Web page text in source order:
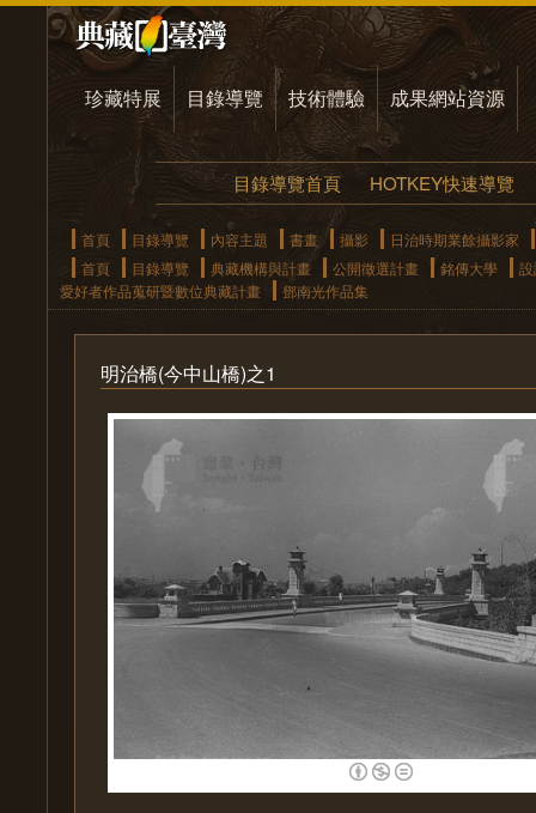
珍藏特展 目錄導覽 技術體驗 成果網站資源
目錄導覽首頁 HOTKEY快速導覽
首頁 目錄導覽 內容主題 書畫 攝影
日治時期業餘攝影家
首頁
目錄導覽 典藏機構與計畫 公開徵選計畫 銘傳大學
愛好者作品蒐研暨數位典藏計畫
鄧南光作品集
明治橋(今中山橋)之1